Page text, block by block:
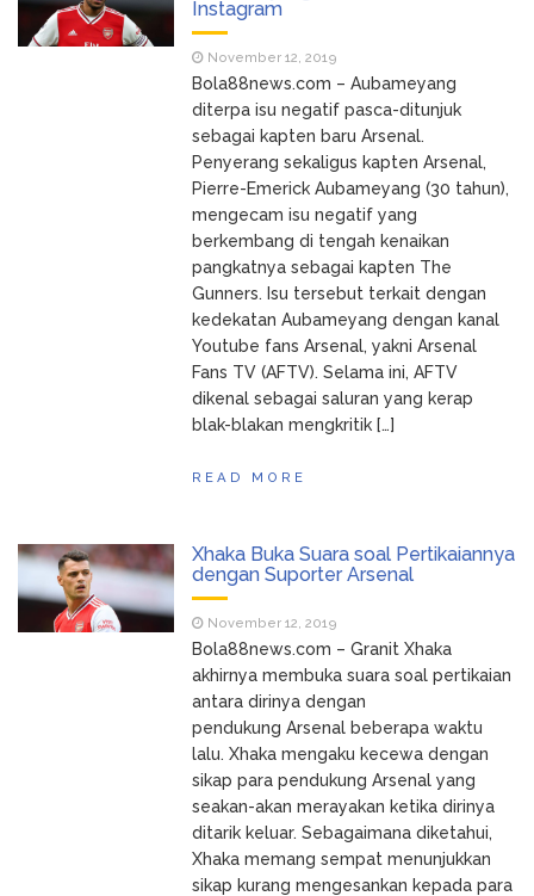
August 3, 2026
Lizarobonus Jacks or
Myths and Realities in the
Gambling World What You Need to Know
Instagram
November 12, 2019
Bola88news.com – Aubameyang
diterpa isu negatif pasca-ditunjuk
sebagai kapten baru Arsenal.
Penyerang sekaligus kapten Arsenal,
Pierre-Emerick Aubameyang (30 tahun),
mengecam isu negatif yang
berkembang di tengah kenaikan
pangkatnya sebagai kapten The
Gunners. Isu tersebut terkait dengan
kedekatan Aubameyang dengan kanal
Youtube fans Arsenal, yakni Arsenal
Fans TV (AFTV). Selama ini, AFTV
dikenal sebagai saluran yang kerap
blak-blakan mengkritik […]
READ MORE
Xhaka Buka Suara soal Pertikaiannya
dengan Suporter Arsenal
November 12, 2019
Bola88news.com – Granit Xhaka
akhirnya membuka suara soal pertikaian
antara dirinya dengan
pendukung Arsenal beberapa waktu
lalu. Xhaka mengaku kecewa dengan
sikap para pendukung Arsenal yang
seakan-akan merayakan ketika dirinya
ditarik keluar. Sebagaimana diketahui,
Xhaka memang sempat menunjukkan
sikap kurang mengesankan kepada para